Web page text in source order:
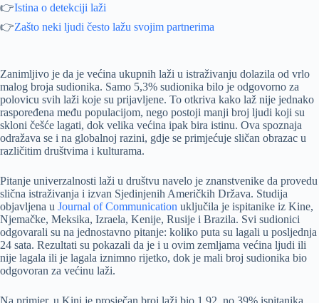
👉Istina o detekciji laži
👉Zašto neki ljudi često lažu svojim partnerima
Zanimljivo je da je većina ukupnih laži u istraživanju dolazila od vrlo
malog broja sudionika. Samo 5,3% sudionika bilo je odgovorno za
polovicu svih laži koje su prijavljene. To otkriva kako laž nije jednako
raspoređena među populacijom, nego postoji manji broj ljudi koji su
skloni češće lagati, dok velika većina ipak bira istinu. Ova spoznaja
odražava se i na globalnoj razini, gdje se primjećuje sličan obrazac u
različitim društvima i kulturama.
Pitanje univerzalnosti laži u društvu navelo je znanstvenike da provedu
slična istraživanja i izvan Sjedinjenih Američkih Država. Studija
objavljena u Journal of Communication uključila je ispitanike iz Kine,
Njemačke, Meksika, Izraela, Kenije, Rusije i Brazila. Svi sudionici
odgovarali su na jednostavno pitanje: koliko puta su lagali u posljednja
24 sata. Rezultati su pokazali da je i u ovim zemljama većina ljudi ili
nije lagala ili je lagala iznimno rijetko, dok je mali broj sudionika bio
odgovoran za većinu laži.
Na primjer, u Kini je prosječan broj laži bio 1,92, no 39% ispitanika